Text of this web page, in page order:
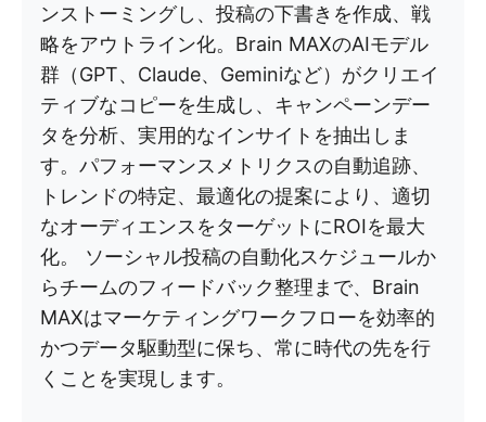
ンストーミングし、投稿の下書きを作成、戦
略をアウトライン化。Brain MAXのAIモデル
群（GPT、Claude、Geminiなど）がクリエイ
ティブなコピーを生成し、キャンペーンデー
タを分析、実用的なインサイトを抽出しま
す。パフォーマンスメトリクスの自動追跡、
トレンドの特定、最適化の提案により、適切
なオーディエンスをターゲットにROIを最大
化。 ソーシャル投稿の自動化スケジュールか
らチームのフィードバック整理まで、Brain
MAXはマーケティングワークフローを効率的
かつデータ駆動型に保ち、常に時代の先を行
くことを実現します。